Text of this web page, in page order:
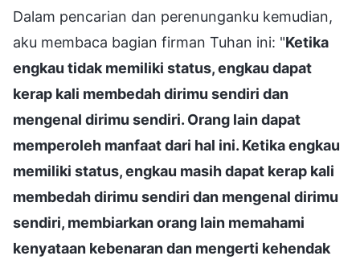
Dalam pencarian dan perenunganku kemudian,
aku membaca bagian firman Tuhan ini: "Ketika
engkau tidak memiliki status, engkau dapat
kerap kali membedah dirimu sendiri dan
mengenal dirimu sendiri. Orang lain dapat
memperoleh manfaat dari hal ini. Ketika engkau
memiliki status, engkau masih dapat kerap kali
membedah dirimu sendiri dan mengenal dirimu
sendiri, membiarkan orang lain memahami
kenyataan kebenaran dan mengerti kehendak